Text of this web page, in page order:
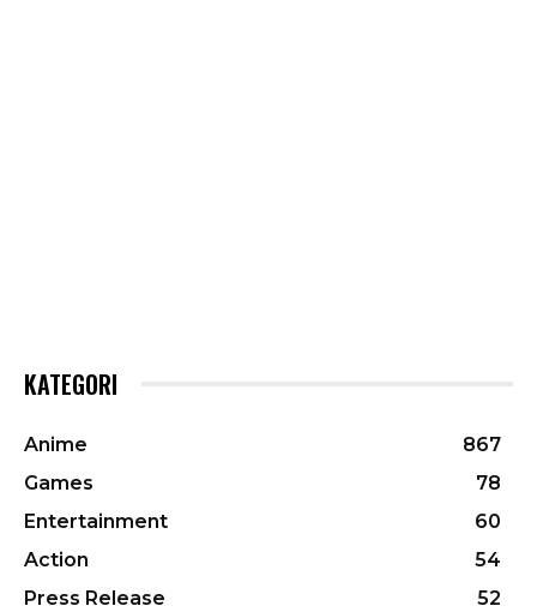
KATEGORI
Anime
867
Games
78
Entertainment
60
Action
54
Press Release
52